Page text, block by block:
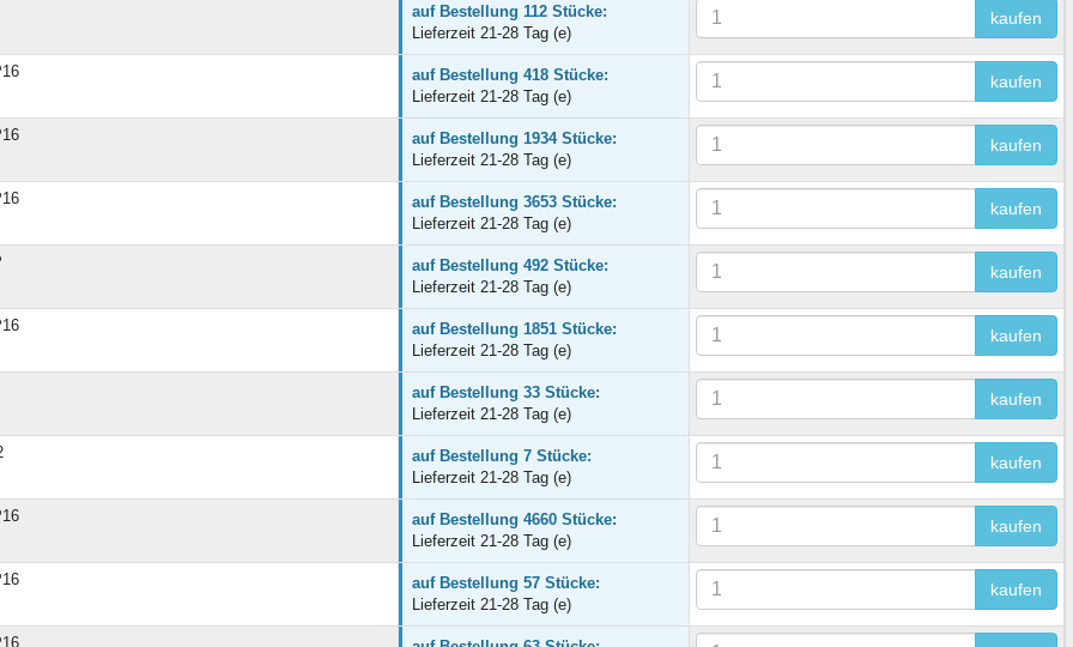
auf Bestellung 112 Stücke:
Lieferzeit 21-28 Tag (e)
kaufen
auf Bestellung 418 Stücke:
Lieferzeit 21-28 Tag (e)
kaufen
auf Bestellung 1934 Stücke:
Lieferzeit 21-28 Tag (e)
kaufen
auf Bestellung 3653 Stücke:
Lieferzeit 21-28 Tag (e)
kaufen
auf Bestellung 492 Stücke:
Lieferzeit 21-28 Tag (e)
kaufen
auf Bestellung 1851 Stücke:
Lieferzeit 21-28 Tag (e)
kaufen
auf Bestellung 33 Stücke:
Lieferzeit 21-28 Tag (e)
kaufen
auf Bestellung 7 Stücke:
Lieferzeit 21-28 Tag (e)
kaufen
auf Bestellung 4660 Stücke:
Lieferzeit 21-28 Tag (e)
kaufen
auf Bestellung 57 Stücke:
Lieferzeit 21-28 Tag (e)
kaufen